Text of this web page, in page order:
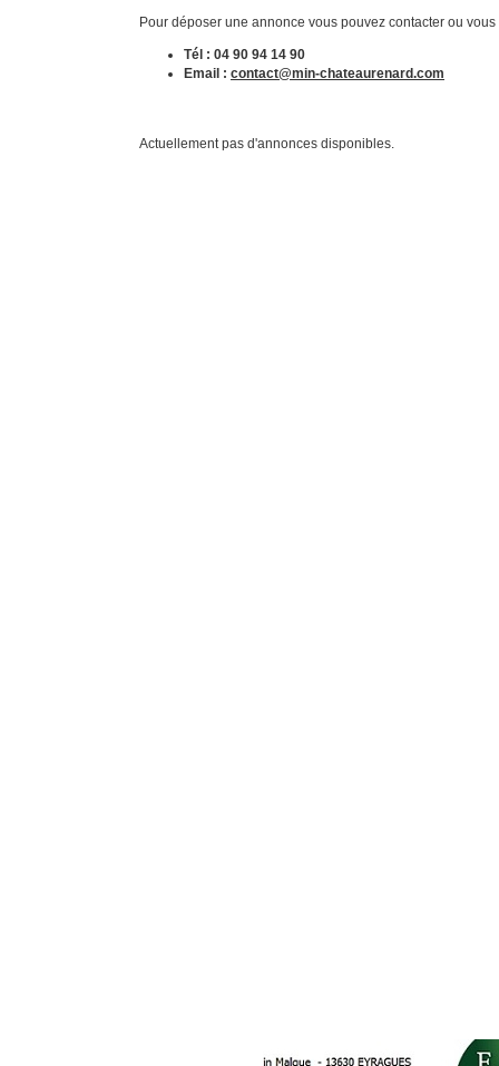
Pour déposer une annonce vous pouvez contacter ou
Tél : 04 90 94 14 90
Email : contact@min-chateaurenard.com
Actuellement pas d'annonces disponibles.